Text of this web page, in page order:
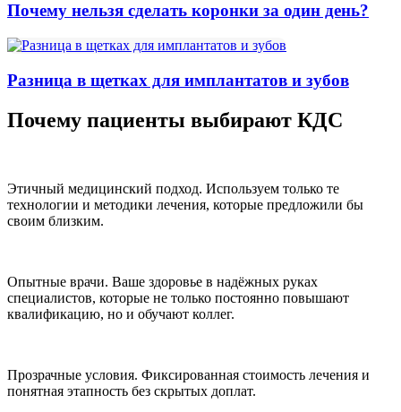
Почему нельзя сделать коронки за один день?
Разница в щетках для имплантатов и зубов
Почему пациенты выбирают КДС
Этичный медицинский подход. Используем только те
технологии и методики лечения, которые предложили бы
своим близким.
Опытные врачи. Ваше здоровье в надёжных руках
специалистов, которые не только постоянно повышают
квалификацию, но и обучают коллег.
Прозрачные условия. Фиксированная стоимость лечения и
понятная этапность без скрытых доплат.